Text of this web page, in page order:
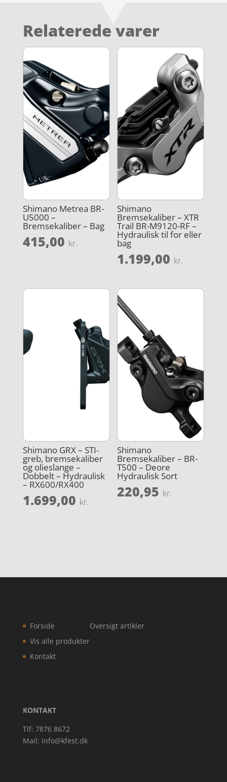
Relaterede varer
Shimano Metrea BR-
U5000 –
Bremsekaliber – Bag
415,00 kr.
Shimano
Bremsekaliber – XTR
Trail BR-M9120-RF –
Hydraulisk til for eller
bag
1.199,00 kr.
Shimano GRX – STI-
greb, bremsekaliber
og olieslange –
Dobbelt – Hydraulisk
– RX600/RX400
1.699,00 kr.
Shimano
Bremsekaliber – BR-
T500 – Deore
Hydraulisk Sort
220,95 kr.
Forside
Vis alle produkter
Kontakt
Oversigt artikler
KONTAKT
Tlf: 7876 8672
Mail: info@kfest.dk